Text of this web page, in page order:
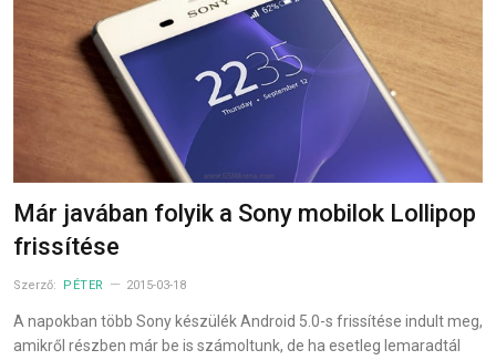
Már javában folyik a Sony mobilok Lollipop
frissítése
Szerző: PÉTER 2015-03-18
A napokban több Sony készülék Android 5.0-s frissítése indult meg,
amikről részben már be is számoltunk, de ha esetleg lemaradtál